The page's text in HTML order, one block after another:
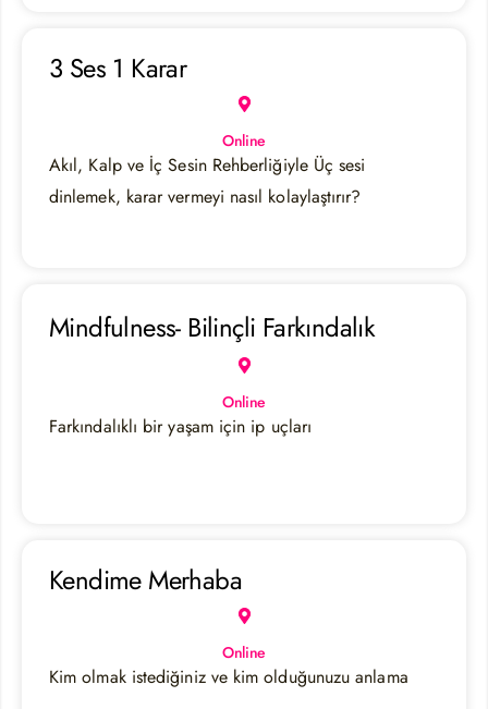
3 Ses 1 Karar
Online
Akıl, Kalp ve İç Sesin Rehberliğiyle Üç sesi
dinlemek, karar vermeyi nasıl kolaylaştırır?
Mindfulness- Bilinçli Farkındalık
Online
Farkındalıklı bir yaşam için ip uçları
Kendime Merhaba
Online
Kim olmak istediğiniz ve kim olduğunuzu anlama